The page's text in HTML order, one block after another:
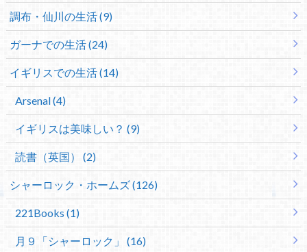
調布・仙川の生活 (9)
ガーナでの生活 (24)
イギリスでの生活 (14)
Arsenal (4)
イギリスは美味しい？ (9)
読書（英国） (2)
シャーロック・ホームズ (126)
221Books (1)
月９「シャーロック」 (16)